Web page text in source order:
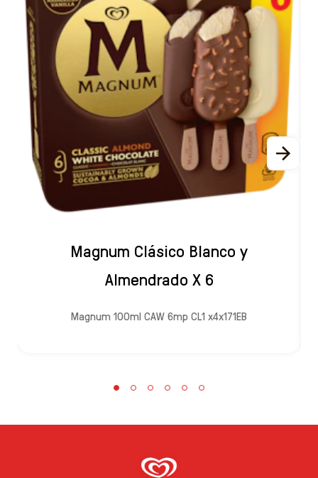
Magnum Clásico Blanco y
Almendrado X 6
Magnum 100ml CAW 6mp CL1 x4x171EB